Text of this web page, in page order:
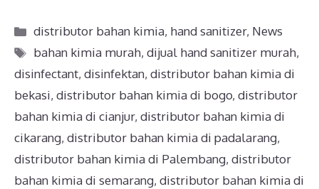
distributor bahan kimia, hand sanitizer, News
bahan kimia murah,dijual hand sanitizer murah,
disinfectant, disinfektan, distributor bahan kimia di
bekasi, distributor bahan kimia di bogo, distributor
bahan kimia di cianjur, distributor bahan kimia di
cikarang, distributor bahan kimia di padalarang,
distributor bahan kimia di Palembang, distributor
bahan kimia di semarang, distributor bahan kimia di